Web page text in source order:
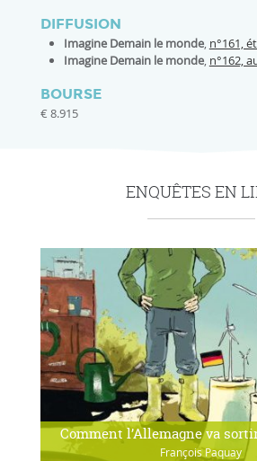
DIFFUSION
Imagine Demain le monde, n°161,
Imagine Demain le monde, n°162,
BOURSE
€ 8.915
ENQUÊTES EN
Comment l’Allemagne va
François Paquay